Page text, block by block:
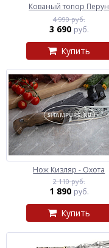
Кованый топор Перун
4 990 руб.
3 690 руб.
Купить
Нож Кизляр - Охота
2 110 руб.
1 890 руб.
Купить